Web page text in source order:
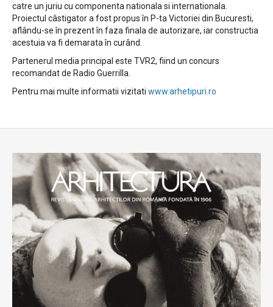
catre un juriu cu componenta nationala si internationala.
Proiectul câstigator a fost propus în P-ta Victoriei din Bucuresti,
aflându-se în prezent în faza finala de autorizare, iar constructia
acestuia va fi demarata în curând.
Partenerul media principal este TVR2, fiind un concurs
recomandat de Radio Guerrilla.
Pentru mai multe informatii vizitati www.arhetipuri.ro